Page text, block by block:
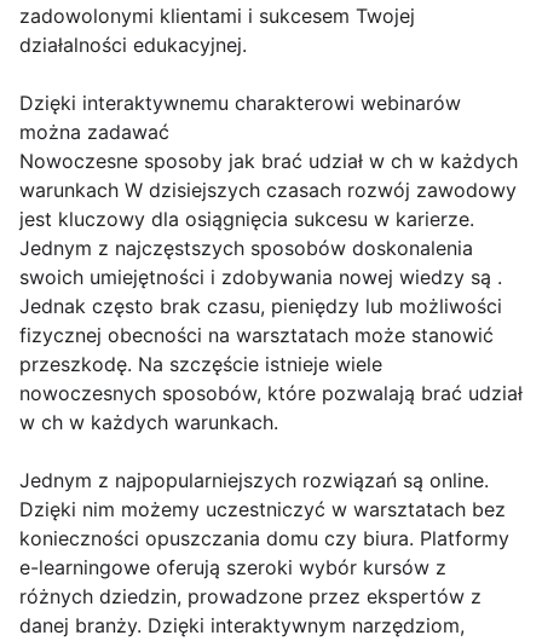
zadowolonymi klientami i sukcesem Twojej
działalności edukacyjnej.
Dzięki interaktywnemu charakterowi webinarów
można zadawać
Nowoczesne sposoby jak brać udział w ch w każdych
warunkach W dzisiejszych czasach rozwój zawodowy
jest kluczowy dla osiągnięcia sukcesu w karierze.
Jednym z najczęstszych sposobów doskonalenia
swoich umiejętności i zdobywania nowej wiedzy są .
Jednak często brak czasu, pieniędzy lub możliwości
fizycznej obecności na warsztatach może stanowić
przeszkodę. Na szczęście istnieje wiele
nowoczesnych sposobów, które pozwalają brać udział
w ch w każdych warunkach.
Jednym z najpopularniejszych rozwiązań są online.
Dzięki nim możemy uczestniczyć w warsztatach bez
konieczności opuszczania domu czy biura. Platformy
e-learningowe oferują szeroki wybór kursów z
różnych dziedzin, prowadzone przez ekspertów z
danej branży. Dzięki interaktywnym narzędziom,